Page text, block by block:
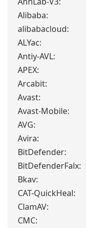
Alibaba:
alibabacloud:
ALYac:
Antiy-AVL:
APEX:
Arcabit:
Avast:
Avast-Mobile:
AVG:
Avira:
BitDefender:
BitDefenderFalx:
Bkav:
CAT-QuickHeal:
ClamAV:
CMC: